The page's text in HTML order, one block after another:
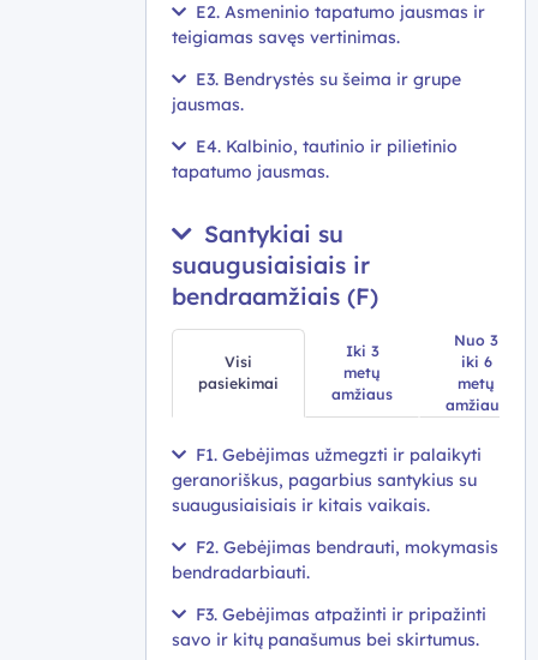
E2. Asmeninio tapatumo jausmas ir
teigiamas savęs vertinimas.
E3. Bendrystės su šeima ir grupe
jausmas.
E4. Kalbinio, tautinio ir pilietinio
tapatumo jausmas.
Santykiai su
suaugusiaisiais ir
bendraamžiais (F)
Visi
pasiekimai
Iki 3
metų
amžiaus
Nuo 3
iki 6
metų
amžiaus
F1. Gebėjimas užmegzti ir palaikyti
geranoriškus, pagarbius santykius su
suaugusiaisiais ir kitais vaikais.
F2. Gebėjimas bendrauti, mokymasis
bendradarbiauti.
F3. Gebėjimas atpažinti ir pripažinti
savo ir kitų panašumus bei skirtumus.